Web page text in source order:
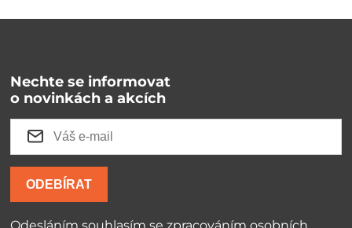
Nechte se informovat
o novinkách a akcích
ODEBÍRAT